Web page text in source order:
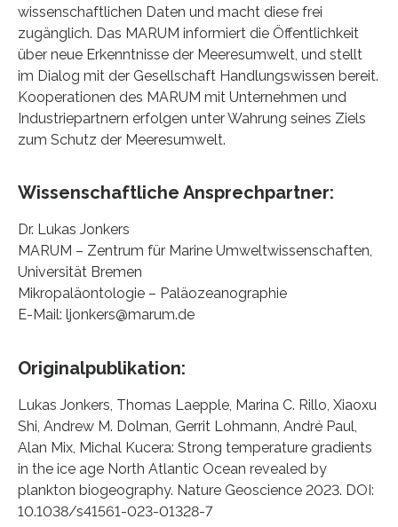
wissenschaftlichen Daten und macht diese frei
zugänglich. Das MARUM informiert die Öffentlichkeit
über neue Erkenntnisse der Meeresumwelt, und stellt
im Dialog mit der Gesellschaft Handlungswissen bereit.
Kooperationen des MARUM mit Unternehmen und
Industriepartnern erfolgen unter Wahrung seines Ziels
zum Schutz der Meeresumwelt.
Wissenschaftliche Ansprechpartner:
Dr. Lukas Jonkers
MARUM – Zentrum für Marine Umweltwissenschaften,
Universität Bremen
Mikropaläontologie – Paläozeanographie
E-Mail: ljonkers@marum.de
Originalpublikation:
Lukas Jonkers, Thomas Laepple, Marina C. Rillo, Xiaoxu
Shi, Andrew M. Dolman, Gerrit Lohmann, André Paul,
Alan Mix, Michal Kucera: Strong temperature gradients
in the ice age North Atlantic Ocean revealed by
plankton biogeography. Nature Geoscience 2023. DOI:
10.1038/s41561-023-01328-7